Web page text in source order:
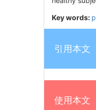
Key words:
引用本文
使用本文